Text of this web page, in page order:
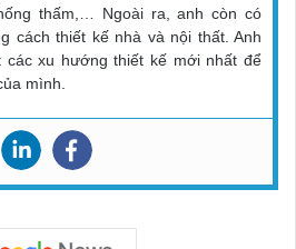
thấm,… Ngoài ra, anh còn có
cách thiết kế nhà và nội thất. Anh
các xu hướng thiết kế mới nhất để
mình.